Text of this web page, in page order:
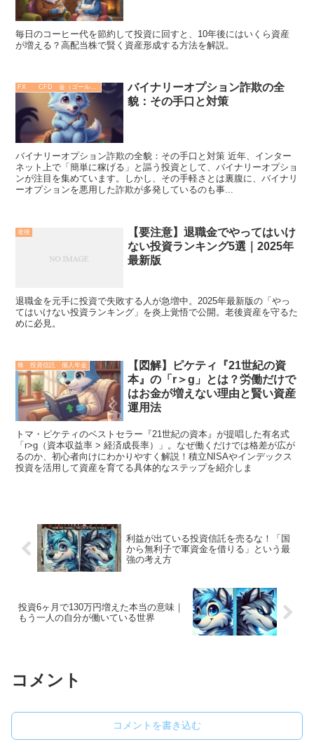
毎日のコーヒー代を節約して投資に回すと、10年後にはいくら資産
が増える？高配当株で賢く資産形成する方法を解説。
FX CFD 金（ゴールド）
バイナリーオプション詐欺の全
貌：その手口と対策
バイナリーオプション詐欺の全貌：その手口と対策 近年、インター
ネット上で「簡単に稼げる」と謳う投資として、バイナリーオプショ
ンが注目を集めています。しかし、その手軽さとは裏腹に、バイナリ
ーオプションを悪用した詐欺が多発しているのも事...
老後
【要注意】退職金でやってはいけ
ない投資ランキング5選｜2025年
最新版
退職金を元手に投資で失敗する人が急増中。2025年最新版の「やっ
てはいけない投資ランキング」を炎上覚悟で公開。老後資産を守るた
めに必見。
株 投資信託 個人年金
【図解】ピケティ『21世紀の資
本』の「r＞g」とは？労働だけで
はお金が増えない理由と賢い資産
運用法
トマ・ピケティのベストセラー『21世紀の資本』が提唱した有名式
「r>g（資本収益率 > 経済成長率）」。なぜ働くだけでは格差が広が
るのか、初心者向けにわかりやすく解説！積立NISAやインデックス
投資を活用して資産を育てる具体的なステップを紹介しま
利益が出ている投資信託を売るな！「国
から無利子で軍資金を借りる」という最
強の考え方
投資6ヶ月で130万円増えた本当の意味｜
もう一人の自分が働いている世界
コメント
コメントを書き込む